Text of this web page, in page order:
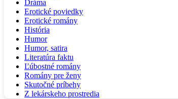
Dráma
Erotické poviedky
Erotické romány
História
Humor
Humor, satira
Literatúra faktu
Ľúbostné romány
Romány pre ženy
Skutočné príbehy
Z lekárskeho prostredia